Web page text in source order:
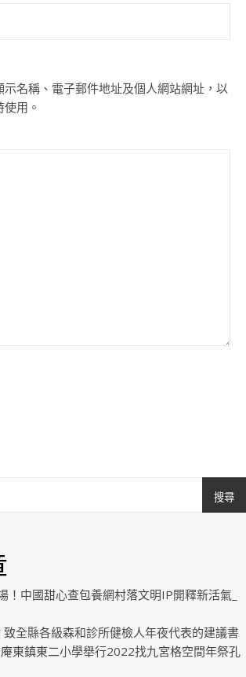
示名稱、電子郵件地址及個人網站網址，以
用。
搜尋
！中國甜心查包養網村落文明IP開釋新活氣_
全縣各級森和診所健檢人年夜代表的建議書
東鎮東二小學舉行2022找九宮格空間年祭孔